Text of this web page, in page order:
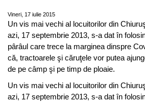
Vineri, 17 iulie 2015
Un vis mai vechi al locuitorilor din
azi, 17 septembrie 2013, s-a dat în
pârâul care trece la marginea dinspre
că, tractoarele şi căruţele vor putea
de pe câmp şi pe timp de ploaie.
Un vis mai vechi al locuitorilor din
azi, 17 septembrie 2013, s-a dat în